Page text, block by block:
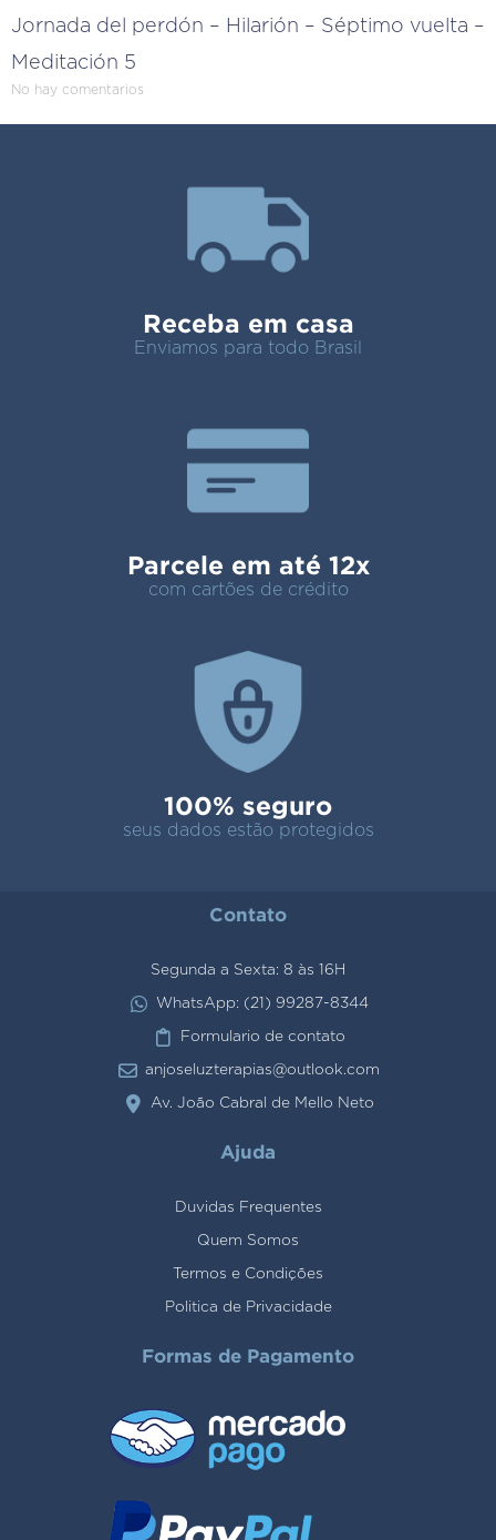
Jornada del perdón – Hilarión – Séptimo vuelta –
Meditación 5
No hay comentarios
Receba em casa
Enviamos para todo Brasil
Parcele em até 12x
com cartões de crédito
100% seguro
seus dados estão protegidos
Contato
Segunda a Sexta: 8 às 16H
WhatsApp: (21) 99287-8344
Formulario de contato
anjoseluzterapias@outlook.com
Av. João Cabral de Mello Neto
Ajuda
Duvidas Frequentes
Quem Somos
Termos e Condições
Politica de Privacidade
Formas de Pagamento